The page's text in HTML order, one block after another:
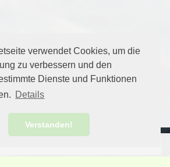
verwendet Cookies, um die
zu verbessern und den
Dienste und Funktionen
Details
Verstanden!